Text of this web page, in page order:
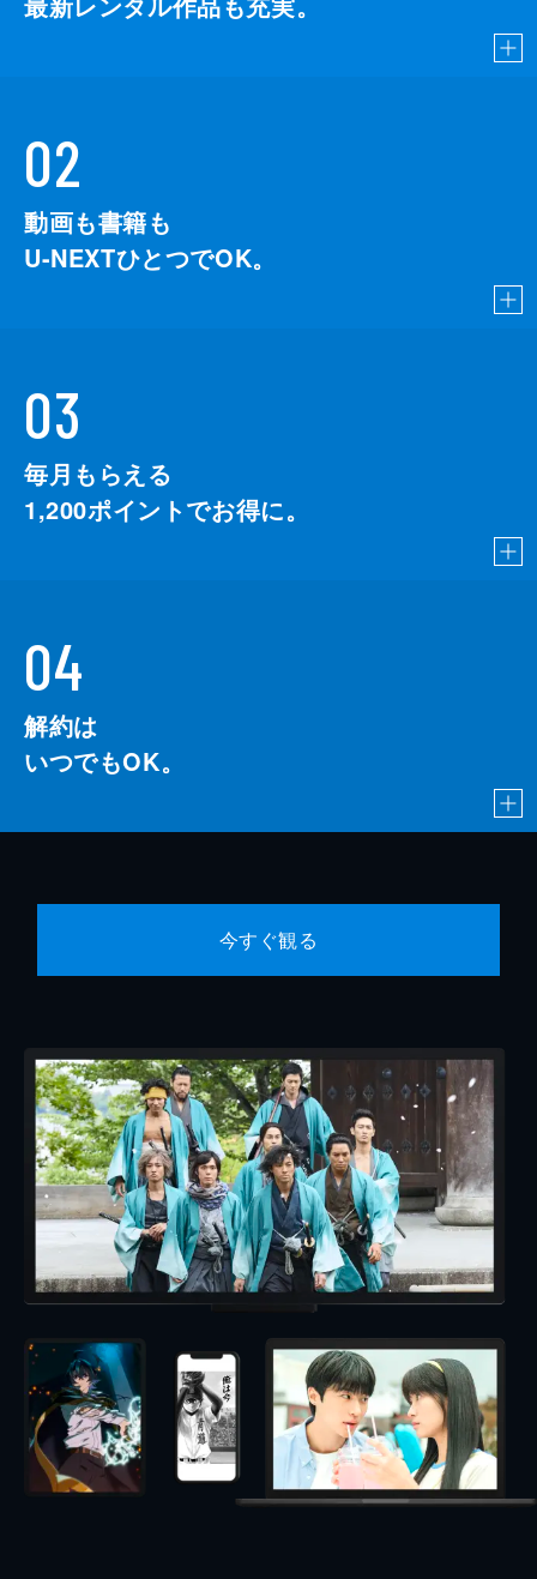
02
動画も書籍も
U-NEXTひとつでOK。
03
毎月もらえる
1,200ポイントでお得に。
04
解約は
いつでもOK。
今すぐ観る